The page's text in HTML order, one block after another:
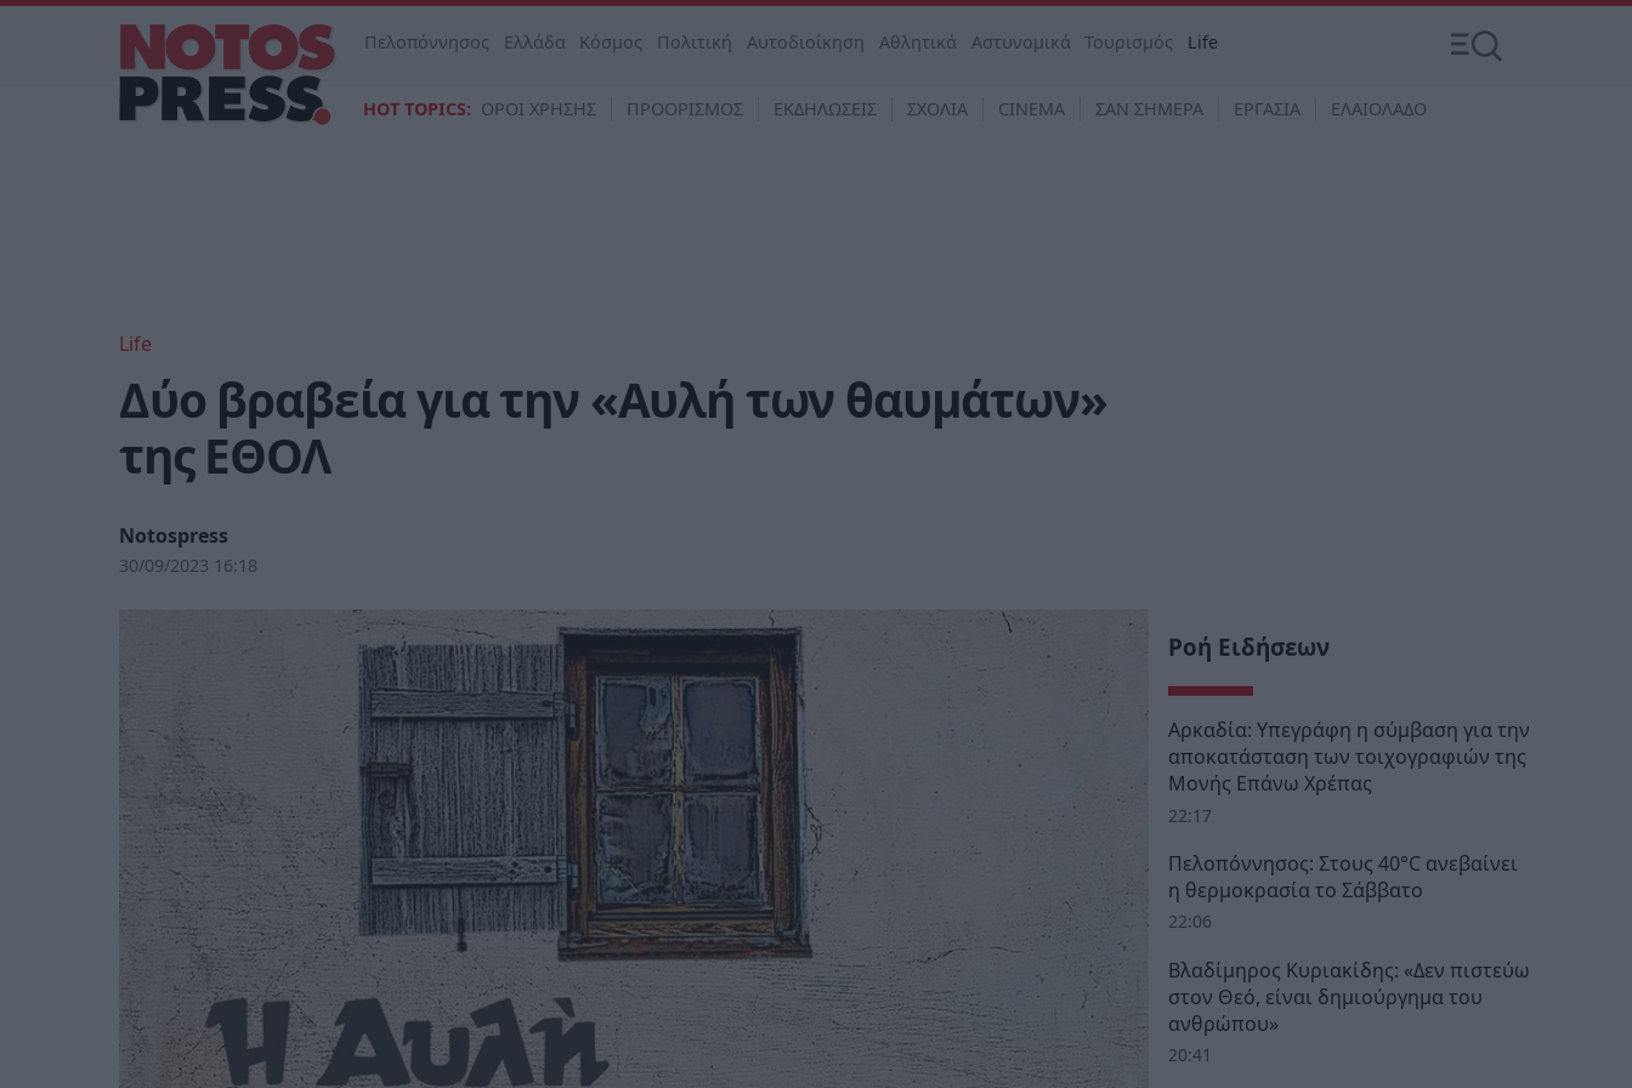
Πελοπόννησος Ελλάδα Κόσμος Πολιτική Αυτοδιοίκηση Αθλητικά Αστυνομικά Τουρισμός Life
HOT TOPICS: ΟΡΟΙ ΧΡΗΣΗΣ ΠΡΟΟΡΙΣΜΟΣ ΕΚΔΗΛΩΣΕΙΣ ΣΧΟΛΙΑ CINEMA ΣΑΝ ΣΗΜΕΡΑ ΕΡΓΑΣΙΑ ΕΛΑΙΟΛΑΔΟ
Life
Δύο βραβεία για την «Αυλή των θαυμάτων»
της ΕΘΟΛ
Notospress
30/09/2023 16:18
Ροή Ειδήσεων
Αρκαδία: Υπεγράφη η σύμβαση για την
αποκατάσταση των τοιχογραφιών της
Μονής Επάνω Χρέπας
22:17
Πελοπόννησος: Στους 40°C ανεβαίνει
η θερμοκρασία το Σάββατο
22:06
Βλαδίμηρος Κυριακίδης: «Δεν πιστεύω
στον Θεό, είναι δημιούργημα του
ανθρώπου»
20:41